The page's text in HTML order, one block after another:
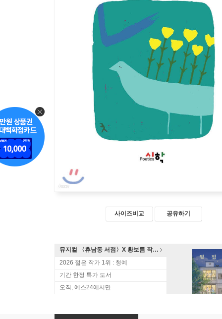
사이즈비교 공유하기
뮤지컬 〈휴남동 서점〉X 황보름 작가 북토크
2026 젊은 작가 1위 : 청예
기간 한정 특가 도서
오직, 예스24에서만